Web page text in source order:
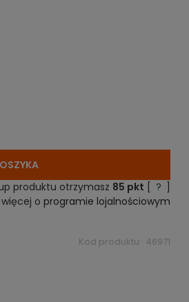
produktu otrzymasz 85 pkt ?
więcej oprogramie lojalnościowym
Kod produktu: 46971